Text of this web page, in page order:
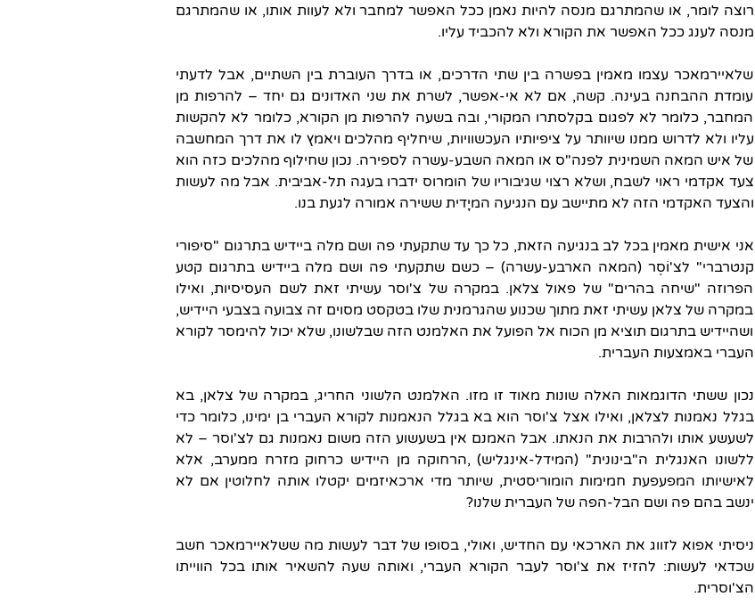
רוצה לומר, או שהמתרגם מנסה להיות נאמן ככל האפשר למחבר ולא לעוות אותו, או שהמתרגם
מנסה לענג ככל האפשר את הקורא ולא להכביד עליו.
שלאיירמאכר עצמו מאמין בפשרה בין שתי הדרכים, או בדרך העוברת בין השתיים, אבל לדעתי
עומדת ההבחנה בעינה. קשה, אם לא אי-אפשר, לשרת את שני האדונים גם יחד – להרפות מן
המחבר, כלומר לא לפגום בקלסתרו המקורי, ובה בשעה להרפות מן הקורא, כלומר לא להקשות
עליו ולא לדרוש ממנו שיוותר על ציפיותיו העכשוויות, שיחליף מהלכים ויאמץ לו את דרך המחשבה
של איש המאה השמינית לפנה"ס או המאה השבע-עשרה לספירה. נכון שחילוף מהלכים כזה הוא
צעד אקדמי ראוי לשבח, ושלא רצוי שגיבוריו של הומרוס ידברו בעגה תל-אביבית. אבל מה לעשות
והצעד האקדמי הזה לא מתיישב עם הנגיעה המיָדית ששירה אמורה לגעת בנו.
אני אישית מאמין בכל לב בנגיעה הזאת, כל כך עד שתקעתי פה ושם מלה ביידיש בתרגום "סיפורי
קנטרברי" לצ'וֹסֶר (המאה הארבע-עשרה) – כשם שתקעתי פה ושם מלה ביידיש בתרגום קטע
הפרוזה "שיחה בהרים" של פאול צלאן. במקרה של צ'וסר עשיתי זאת לשם העסיסיות, ואילו
במקרה של צלאן עשיתי זאת מתוך שכנוע שהגרמנית שלו בטקסט מסוים זה צבועה בצבעי היידיש,
ושהיידיש בתרגום תוציא מן הכוח אל הפועל את האלמנט הזה שבלשונו, שלא יכול להימסר לקורא
העברי באמצעות העברית.
נכון ששתי הדוגמאות האלה שונות מאוד זו מזו. האלמנט הלשוני החריג, במקרה של צלאן, בא
בגלל נאמנות לצלאן, ואילו אצל צ'וסר הוא בא בגלל הנאמנות לקורא העברי בן ימינו, כלומר כדי
לשעשע אותו ולהרבות את הנאתו. אבל האמנם אין בשעשוע הזה משום נאמנות גם לצ'וסר – לא
ללשונו האנגלית ה"בינונית" (המידל-אינגליש) ,הרחוקה מן היידיש כרחוק מזרח ממערב, אלא
לאישיותו המפעפעת חמימות הומוריסטית, שיותר מדי ארכאיזמים יקטלו אותה לחלוטין אם לא
ינשב בהם פה ושם הבל-הפה של העברית שלנו?
ניסיתי אפוא לזווג את הארכאי עם החדיש, ואולי, בסופו של דבר לעשות מה ששלאיירמאכר חשב
שכדאי לעשות: להזיז את צ'וסר לעבר הקורא העברי, ואותה שעה להשאיר אותו בכל הווייתו
הצ'וסרית.